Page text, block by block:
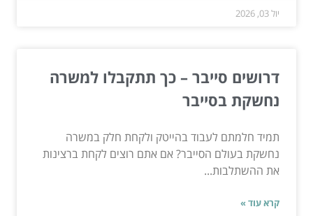
יול 03, 2026
דרושים סייבר – כך תתקבלו למשרה
נחשקת בסייבר
תמיד חלמתם לעבוד בהייטק ולקחת חלק במשרה
נחשקת בעולם הסייבר? אם אתם רוצים לקחת ברצינות
את ההשתלבות...
קרא עוד »